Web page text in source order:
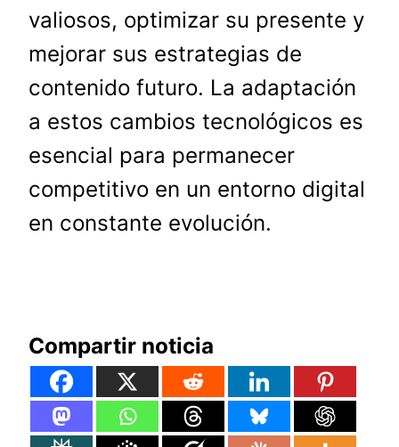
valiosos, optimizar su presente y
mejorar sus estrategias de
contenido futuro. La adaptación
a estos cambios tecnológicos es
esencial para permanecer
competitivo en un entorno digital
en constante evolución.
Compartir noticia